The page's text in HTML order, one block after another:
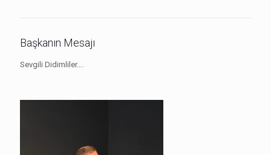
Başkanın Mesajı
Sevgili Didimliler….